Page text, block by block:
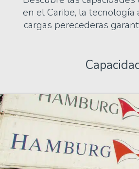
en el Caribe, la tecnología
cargas perecederas